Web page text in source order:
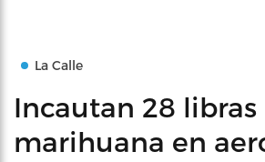
La Calle
Incautan 28 libras
marihuana en